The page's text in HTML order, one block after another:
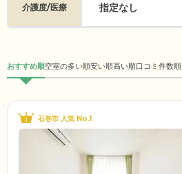
介護度/医療 指定なし
おすすめ順空室の多い順安い順高い順口コミ件数順
石巻市 人気 No.1